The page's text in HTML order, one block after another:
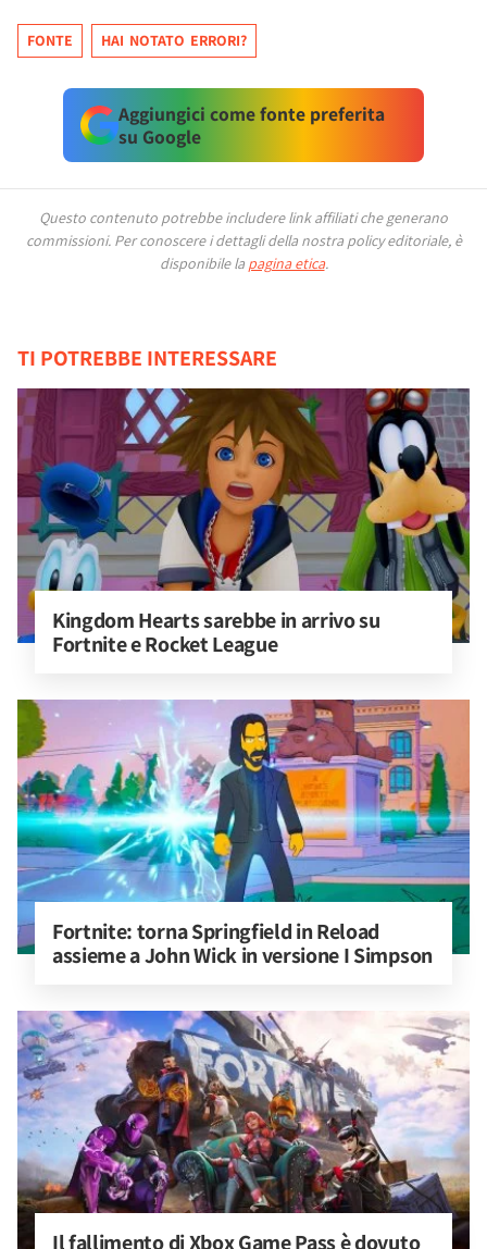
FONTE HAI NOTATO ERRORI?
Aggiungici come fonte preferita
su Google
Questo contenuto potrebbe includere link affiliati che generano
commissioni. Per conoscere i dettagli della nostra policy editoriale, è
disponibile la pagina etica.
TI POTREBBE INTERESSARE
Kingdom Hearts sarebbe in arrivo su
Fortnite e Rocket League
Fortnite: torna Springfield in Reload
assieme a John Wick in versione I Simpson
Il fallimento di Xbox Game Pass è dovuto